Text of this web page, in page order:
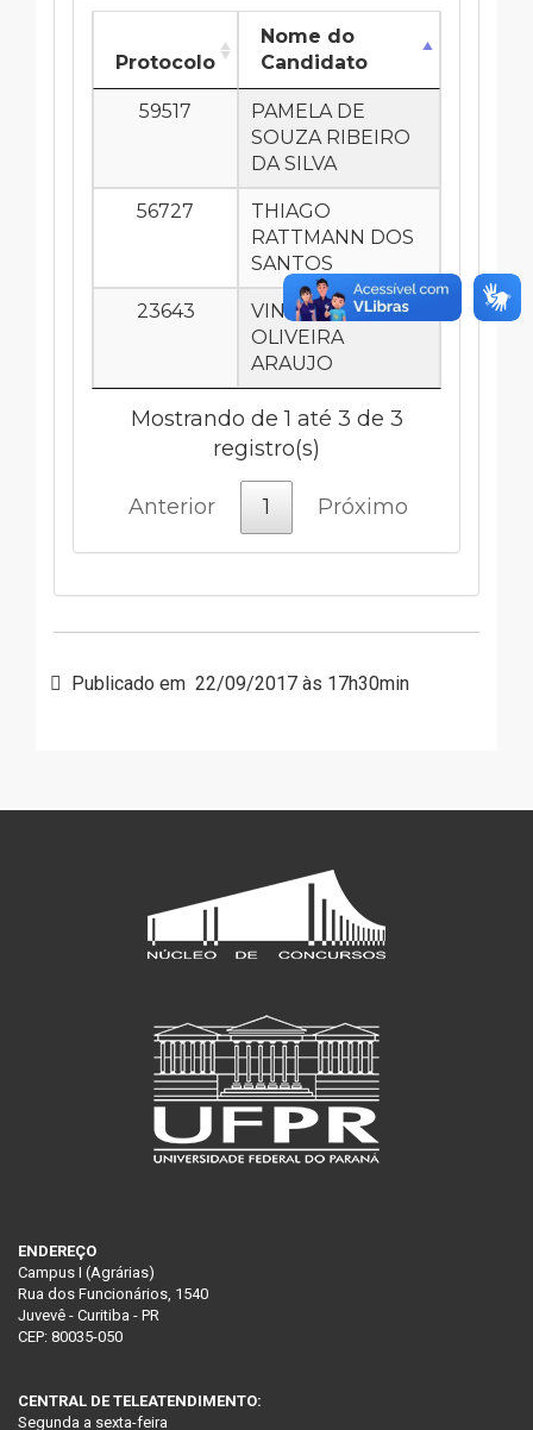
Protocolo
Nome do
Candidato
59517
PAMELA DE
SOUZA RIBEIRO
DA SILVA
56727
THIAGO
RATTMANN DOS
SANTOS
23643
VINCE DE
OLIVEIRA
ARAUJO
Mostrando de 1 até 3 de 3
registro(s)
Anterior 1 Próximo
Publicado em 22/09/2017 às 17h30min
ENDEREÇO
Campus I (Agrárias)
Rua dos Funcionários, 1540
Juvevê - Curitiba - PR
CEP: 80035-050
CENTRAL DE TELEATENDIMENTO:
Segunda a sexta-feira